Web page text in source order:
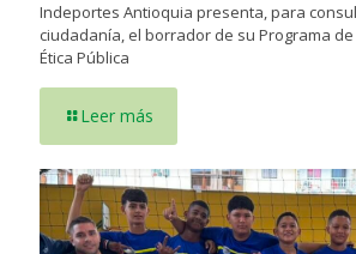
Indeportes Antioquia presenta, para
ciudadanía, el borrador de su Programa
Ética Pública
Leer más